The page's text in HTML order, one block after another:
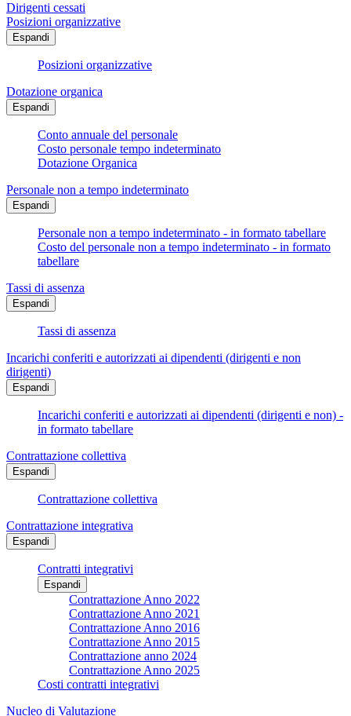
Dirigenti cessati
Posizioni organizzative
Espandi
Posizioni organizzative
Dotazione organica
Espandi
Conto annuale del personale
Costo personale tempo indeterminato
Dotazione Organica
Personale non a tempo indeterminato
Espandi
Personale non a tempo indeterminato - in formato tabellare
Costo del personale non a tempo indeterminato - in formato
tabellare
Tassi di assenza
Espandi
Tassi di assenza
Incarichi conferiti e autorizzati ai dipendenti (dirigenti e non
dirigenti)
Espandi
Incarichi conferiti e autorizzati ai dipendenti (dirigenti e non) -
in formato tabellare
Contrattazione collettiva
Espandi
Contrattazione collettiva
Contrattazione integrativa
Espandi
Contratti integrativi
Espandi
Contrattazione Anno 2022
Contrattazione Anno 2021
Contrattazione Anno 2016
Contrattazione Anno 2015
Contrattazione anno 2024
Contrattazione Anno 2025
Costi contratti integrativi
Nucleo di Valutazione